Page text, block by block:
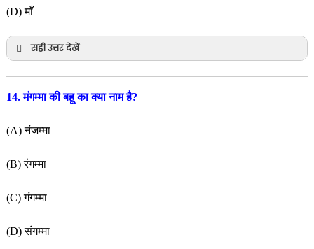
(D) माँ
सही उत्तर देखें
14. मंगम्मा की बहू का क्या नाम है?
(A) नंजम्मा
(B) रंगम्मा
(C) गंगम्मा
(D) संगम्मा